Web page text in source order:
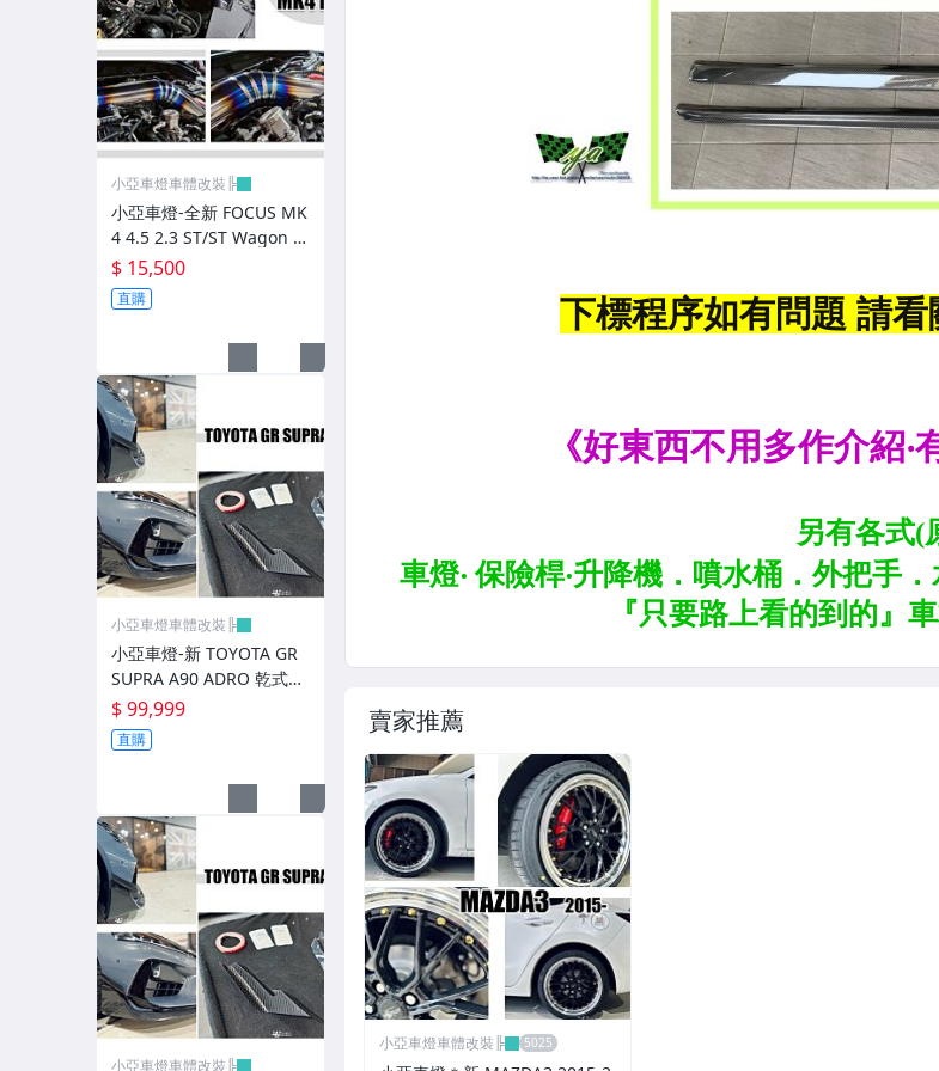
前後保桿.前後下巴.側裙.尾翼
升降機.汽車零件.鈑金零件
內.外把手.後視鏡.LED後視鏡
大燈框.後燈框.側燈框.霧燈框
煞車油門踏板.冷光迎賓踏板
排氣管.內龜板.下護板.擋泥板
原廠改裝水箱罩.通風網
各車系燈眉.空力套件
非常機車
車用精品百貨類.各車系晴雨窗
避震器.卡鉗.來另片.短彈簧
CUSCO / HARDRACE 各車系結構桿.拉桿
進氣套件 進氣系統 全系列
其它
賣家推薦
小亞車燈車體改裝╠
小亞車燈車體改裝╠
小亞車燈-全新 FOCUS MK
4 4.5 2.3 ST/ST Wagon 鈦
合金高效能強化MST加大
進氣增壓管
$ 15,500
直購
小亞車燈車體改裝╠
小亞車燈-新 TOYOTA GR
SUPRA A90 ADRO 乾式碳
纖維 前保桿風刀 前保 風刀
$ 99,999
直購
小亞車燈車體改裝╠